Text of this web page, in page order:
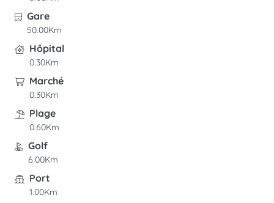
Gare
50.00Km
Hôpital
0.30Km
Marché
0.30Km
Plage
0.60Km
Golf
6.00Km
Port
1.00Km